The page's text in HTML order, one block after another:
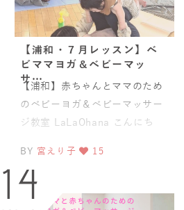
【浦和・７月レッスン】ベ
ビママヨガ＆ベビーマッ
サ…
【浦和】赤ちゃんとママのため
のベビーヨガ＆ベビーマッサー
ジ教室 LaLaOhana こんにち
BY 宮えり子 15
14